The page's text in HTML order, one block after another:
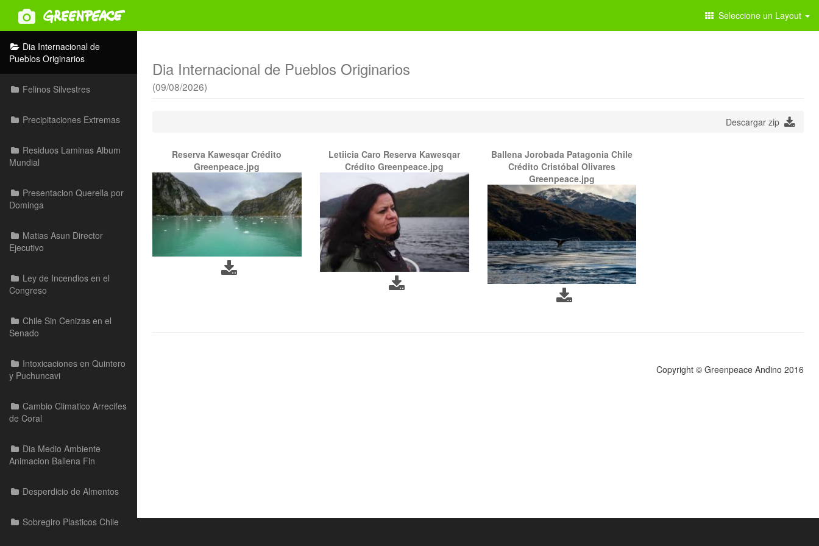
Seleccione un Layout
Dia Internacional de
Pueblos Originarios
Felinos Silvestres
Precipitaciones Extremas
Residuos Laminas Album
Mundial
Presentacion Querella por
Dominga
Matias Asun Director
Ejecutivo
Ley de Incendios en el
Congreso
Chile Sin Cenizas en el
Senado
Intoxicaciones en Quintero
y Puchuncavi
Cambio Climatico Arrecifes
de Coral
Dia Medio Ambiente
Animacion Ballena Fin
Desperdicio de Almentos
Sobregiro Plasticos Chile
Dia Internacional de Pueblos Originarios
(09/08/2026)
Descargar zip
Reserva Kawesqar Crédito
Greenpeace.jpg
Letiicia Caro Reserva Kawesqar
Crédito Greenpeace.jpg
Ballena Jorobada Patagonia Chile
Crédito Cristóbal Olivares
Greenpeace.jpg
Copyright © Greenpeace Andino 2016